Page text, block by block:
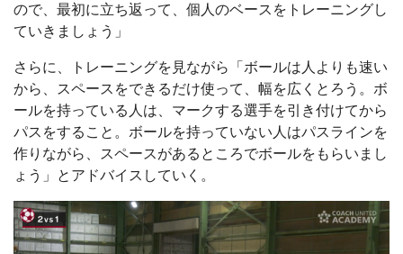
ので、最初に立ち返って、個人のベースをトレーニングし
ていきましょう」
さらに、トレーニングを見ながら「ボールは人よりも速い
から、スペースをできるだけ使って、幅を広くとろう。ボ
ールを持っている人は、マークする選手を引き付けてから
パスをすること。ボールを持っていない人はパスラインを
作りながら、スペースがあるところでボールをもらいまし
ょう」とアドバイスしていく。